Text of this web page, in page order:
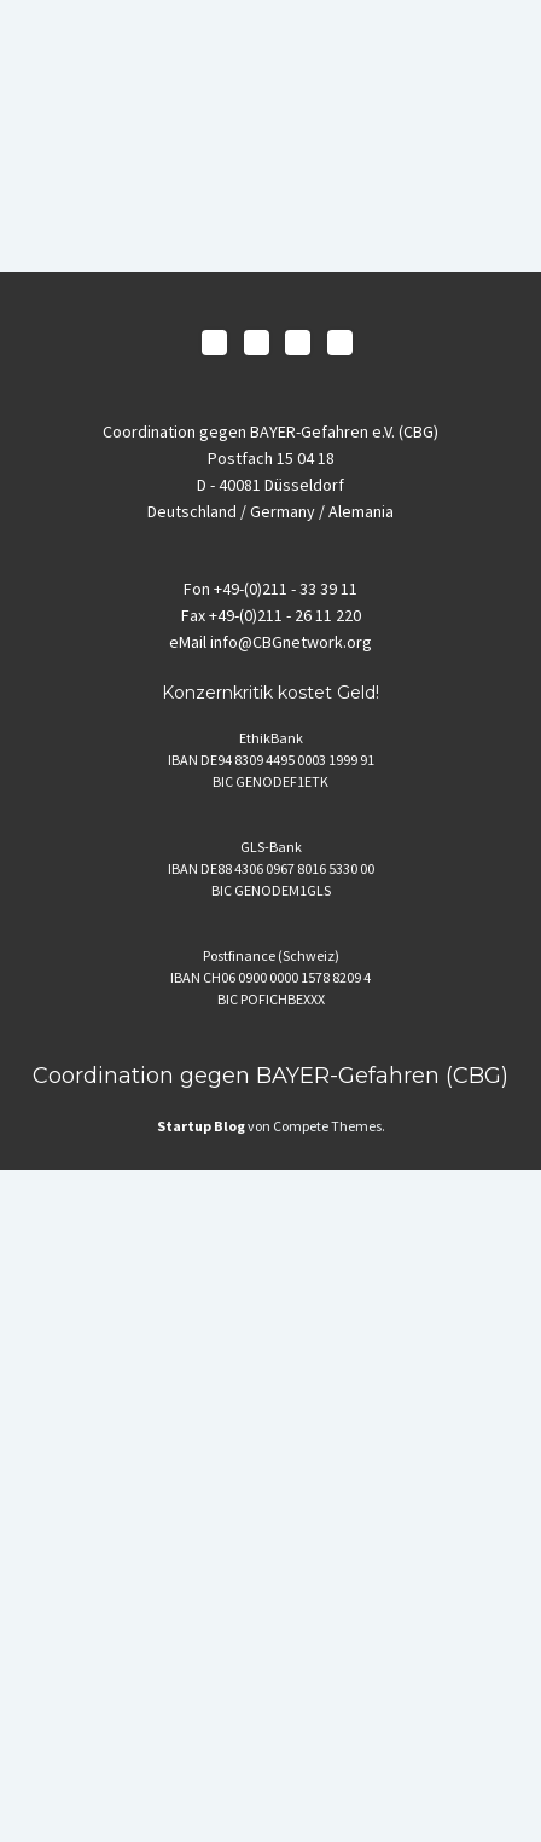
Coordination gegen BAYER-Gefahren e.V. (CBG)
Postfach 15 04 18
D - 40081 Düsseldorf
Deutschland / Germany / Alemania
Fon +49-(0)211 - 33 39 11
Fax+49-(0)211 - 26 11 220
eMailinfo@CBGnetwork.org
Konzernkritik kostet Geld!
EthikBank
IBAN DE94 8309 4495 0003 1999 91
BIC GENODEF1ETK
GLS-Bank
IBAN DE88 4306 0967 8016 5330 00
BIC GENODEM1GLS
Postfinance (Schweiz)
IBAN CH06 0900 0000 1578 8209 4
BIC POFICHBEXXX
Coordination gegen BAYER-Gefahren (CBG)
Startup Blogvon Compete Themes.